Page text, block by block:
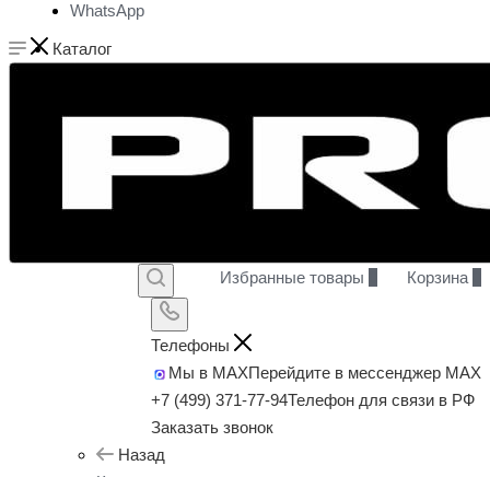
WhatsApp
Избранные товары Корзина
Телефоны
Мы в MAXПерейдите в мессенджер MAX
+7 (499) 371-77-94Телефон для связи в РФ
Заказать звонок
Каталог
Назад